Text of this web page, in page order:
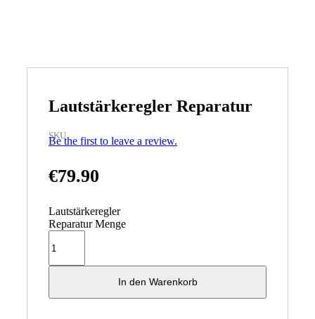
Lautstärkeregler Reparatur
SKU
Be the first to leave a review.
€79.90
Lautstärkeregler
Reparatur Menge
In den Warenkorb